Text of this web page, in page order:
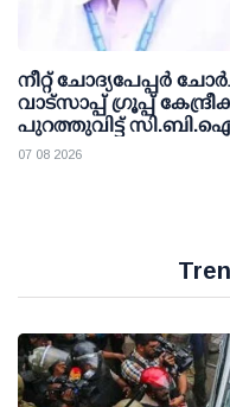
നീറ്റ് ചോദ്യപേപ്പര്‍
വാട്സാപ്പ് ഗ്രൂപ്പ്
പുറത്തുവിട്ട്
07 08 2026